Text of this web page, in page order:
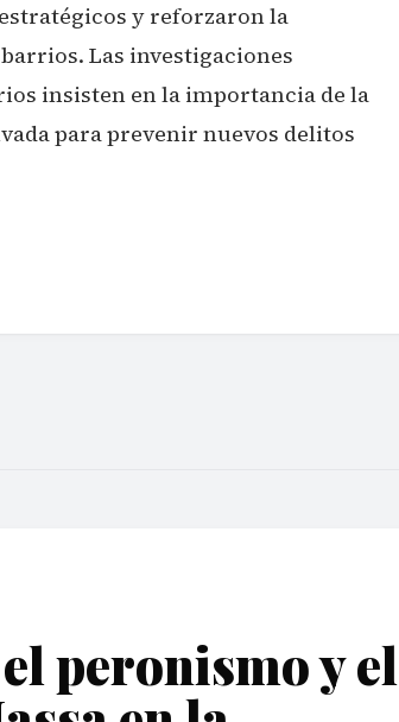
y reforzaron la
Las investigaciones
insisten en la importancia de la
para prevenir nuevos delitos
peronismo y el